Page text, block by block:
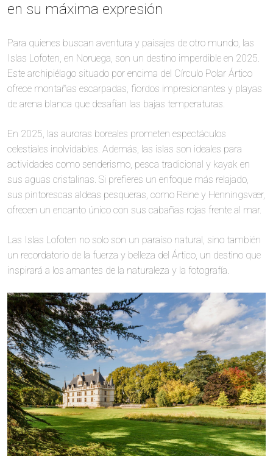
en su máxima expresión
Para quienes buscan aventura y paisajes de otro mundo, las
Islas Lofoten, en Noruega, son un destino imperdible en 2025.
Este archipiélago situado por encima del Círculo Polar Ártico
ofrece montañas escarpadas, fiordos impresionantes y playas
de arena blanca que desafían las bajas temperaturas.
En 2025, las auroras boreales prometen espectáculos
celestiales inolvidables. Además, las islas son ideales para
actividades como senderismo, pesca tradicional y kayak en
sus aguas cristalinas. Si prefieres un enfoque más relajado,
sus pintorescas aldeas pesqueras, como Reine y Henningsvær,
ofrecen un encanto único con sus cabañas rojas frente al mar.
Las Islas Lofoten no solo son un paraíso natural, sino también
un recordatorio de la fuerza y belleza del Ártico, un destino que
inspirará a los amantes de la naturaleza y la fotografía.